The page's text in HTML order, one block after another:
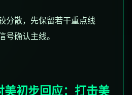
分散，先保留若干重点线
号确认主线。
初步回应：打击美